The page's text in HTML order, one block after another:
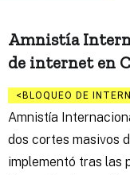
Amnistía
de internet en
BLOQUEO DE
Amnistía
dos cortes masivos
implementó tras las